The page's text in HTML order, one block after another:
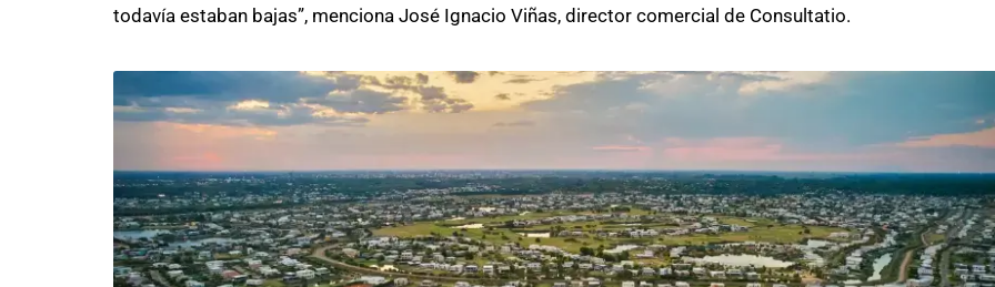
todavía estaban bajas”, menciona José Ignacio Viñas, director comercial de Consultatio.